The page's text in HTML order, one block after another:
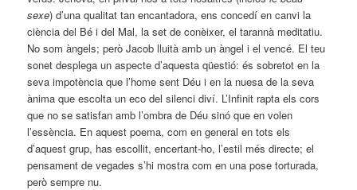
sexe) d’una qualitat tan encantadora, ens concedí en canvi la
ciència del Bé i del Mal, la set de conèixer, el tarannà meditatiu.
No som àngels; però Jacob lluità amb un àngel i el vencé. El teu
sonet desplega un aspecte d’aquesta qüestió: és sobretot en la
seva impotència que l’home sent Déu i en la nuesa de la seva
ànima que escolta un eco del silenci diví. L’Infinit rapta els cors
que no se satisfan amb l’ombra de Déu sinó que en volen
l’essència. En aquest poema, com en general en tots els
d’aquest grup, has escollit, encertant-ho, l’estil més directe; el
pensament de vegades s’hi mostra com en una pose torturada,
però sempre nu.